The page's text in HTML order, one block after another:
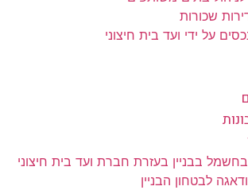
שכורות
על ידי ועד בית חיצוני
בבניין בעזרת חברת ועד בית חיצוני
לבטחון הבניין